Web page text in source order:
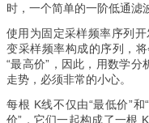
时，一个简单的一阶低通滤
使用为固定采样频率序列
变采样频率构成的序列，
“最高价”，因此，用数学分
走势，必须非常的小心。
每根 K线不仅由“最低价”和
价”，它们一起构成了一根